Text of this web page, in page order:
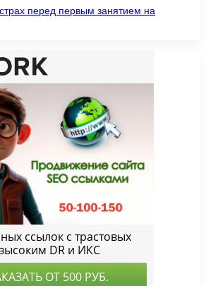
перед первым занятием на